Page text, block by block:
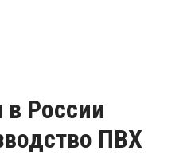
России
ПВХ